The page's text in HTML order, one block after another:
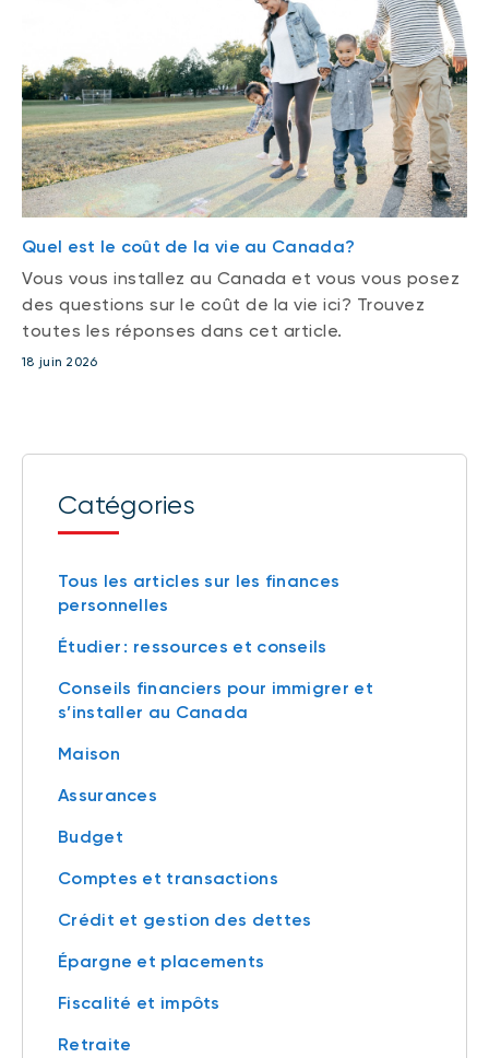
Quel est le coût de la vie au Canada?
Vous vous installez au Canada et vous vous posez
des questions sur le coût de la vie ici? Trouvez
toutes les réponses dans cet article.
18 juin 2026
Catégories
Tous les articles sur les finances
personnelles
Étudier : ressources et conseils
Conseils financiers pour immigrer et
s’installer au Canada
Maison
Assurances
Budget
Comptes et transactions
Crédit et gestion des dettes
Épargne et placements
Fiscalité et impôts
Retraite